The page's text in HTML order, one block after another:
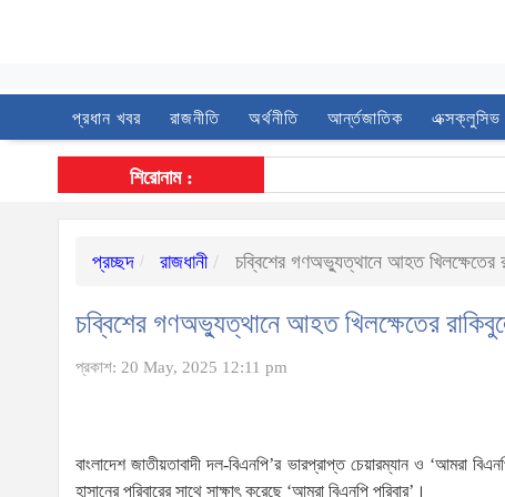
প্রধান খবর রাজনীতি অর্থনীতি আর্ন্তজাতিক এক্সক্লুসিভ
শিরোনাম :
প্রচ্ছদ রাজধানী চব্বিশের গণঅভ্যুত্থানে আহত খিলক্ষেতের
চব্বিশের গণঅভ্যুত্থানে আহত খিলক্ষেতের
প্রকাশ: 20 May, 2025 12:11 pm
বাংলাদেশ জাতীয়তাবাদী দল-বিএনপি’র ভারপ্রাপ্ত চেয়ারম্যান ও ‘আমরা
হাসানের পরিবারের সাথে সাক্ষাৎ করেছে ‘আমরা বিএনপি পরিবার’।